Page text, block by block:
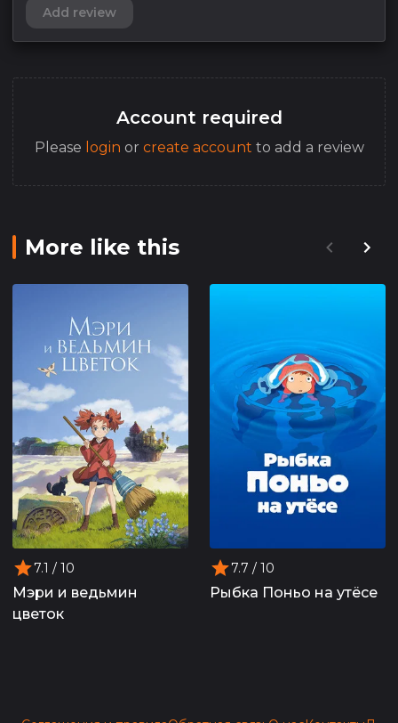
Add review
Account required
Please login or create account to add a review
More like this
7.1 / 10
Мэри и ведьмин
цветок
7.7 / 10
Рыбка Поньо на утёсе